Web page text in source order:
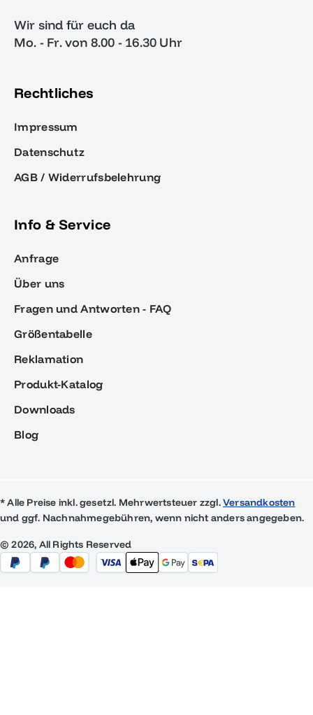
Wir sind für euch da
Mo. - Fr. von 8.00 - 16.30 Uhr
Rechtliches
Impressum
Datenschutz
AGB / Widerrufsbelehrung
Info & Service
Anfrage
Über uns
Fragen und Antworten - FAQ
Größentabelle
Reklamation
Produkt-Katalog
Downloads
Blog
* Alle Preise inkl. gesetzl. Mehrwertsteuer zzgl.Versandkosten
und ggf. Nachnahmegebühren, wenn nicht anders angegeben.
© 2026, All Rights Reserved